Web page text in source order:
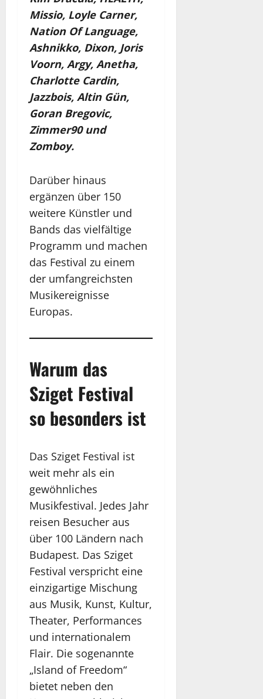
Missio, Loyle Carner,
Nation Of Language,
Ashnikko, Dixon, Joris
Voorn, Argy, Anetha,
Charlotte Cardin,
Jazzbois, Altin Gün,
Goran Bregovic,
Zimmer90 und
Zomboy.
Darüber hinaus
ergänzen über 150
weitere Künstler und
Bands das vielfältige
Programm und machen
das Festival zu einem
der umfangreichsten
Musikereignisse
Europas.
Warum das
Sziget Festival
so besonders ist
Das Sziget Festival ist
weit mehr als ein
gewöhnliches
Musikfestival. Jedes Jahr
reisen Besucher aus
über 100 Ländern nach
Budapest. Das Sziget
Festival verspricht eine
einzigartige Mischung
aus Musik, Kunst, Kultur,
Theater, Performances
und internationalem
Flair. Die sogenannte
„Island of Freedom“
bietet neben den